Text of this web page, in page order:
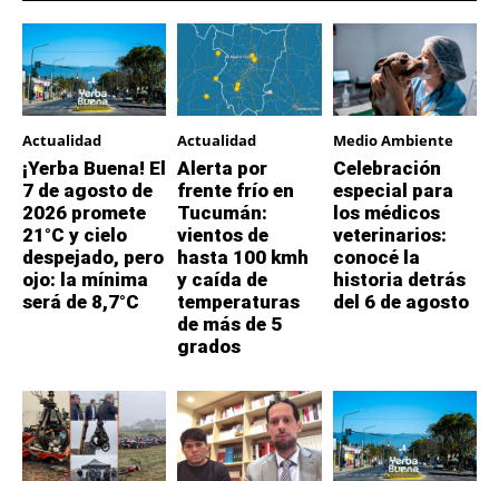
Actualidad
¡Yerba Buena! El
7 de agosto de
2026 promete
21°C y cielo
despejado, pero
ojo: la mínima
será de 8,7°C
Actualidad
Alerta por
frente frío en
Tucumán:
vientos de
hasta 100 kmh
y caída de
temperaturas
de más de 5
grados
Medio Ambiente
Celebración
especial para
los médicos
veterinarios:
conocé la
historia detrás
del 6 de agosto